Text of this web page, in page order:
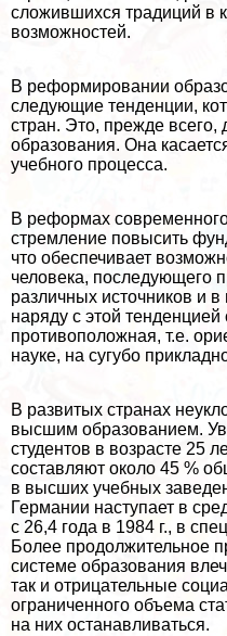
сложившихся традиций в
возможностей.
В реформировании
следующие тенденции,
стран. Это, прежде всего,
образования. Она
учебного процесса.
В реформах
стремление повысить
что обеспечивает
человека, последующего
различных источников и
наряду с этой тенденцией
противоположная, т.е.
науке, на сугубо
В развитых странах
высшим образованием.
студентов в возрасте 25
составляют около 45 %
в высших учебных
Германии наступает в
с 26,4 года в 1984 г., в
Более продолжительное
системе образования
так и отрицательные
ограниченного объема
на них останавливаться.